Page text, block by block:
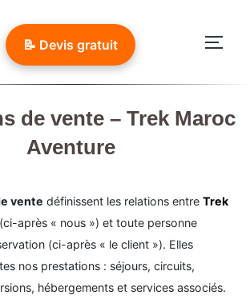
📝 Devis gratuit
de vente – Trek Maroc
Aventure
vente définissent les relations entre Trek
(ci-après « nous ») et toute personne
(ci-après « le client »). Elles
nos prestations : séjours, circuits,
hébergements et services associés.